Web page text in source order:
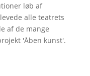
løb af
alle teatrets
af de mange
'Åben kunst'.